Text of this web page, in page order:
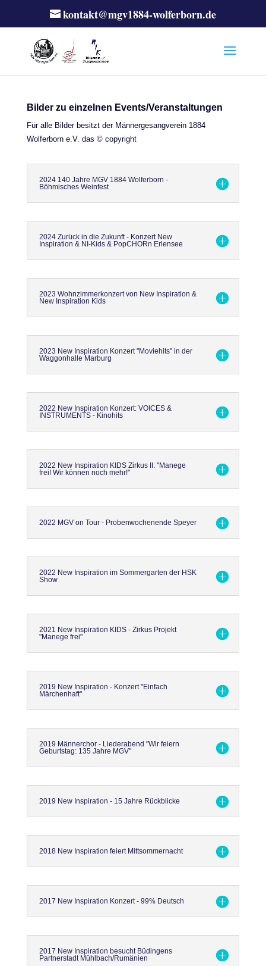
kontakt@mgv1884-wolferborn.de
Bilder zu einzelnen Events/Veranstaltungen
Für alle Bilder besitzt der Männergesangverein 1884
Wolferborn e.V. das © copyright
2024 140 Jahre MGV 1884 Wolferborn -
Böhmisches Weinfest
2024 Zurück in die Zukunft - Konzert New
Inspiration & NI-Kids & PopCHORn Erlensee
2023 Wohnzimmerkonzert von New Inspiration &
New Inspiration Kids
2023 New Inspiration Konzert "Moviehits" in der
Waggonhalle Marburg
2022 New Inspiration Konzert: VOICES &
INSTRUMENTS - Kinohits
2022 New Inspiration KIDS Zirkus II: "Manege
frei! Wir können noch mehr!"
2022 MGV on Tour - Probenwochenende Speyer
2022 New Inspiration im Sommergarten der HSK
Show
2021 New Inspiration KIDS - Zirkus Projekt
"Manege frei"
2019 New Inspiration - Konzert "Einfach
Märchenhaft"
2019 Männerchor - Liederabend "Wir feiern
Geburtstag: 135 Jahre MGV"
2019 New Inspiration - 15 Jahre Rückblicke
2018 New Inspiration feiert Mittsommernacht
2017 New Inspiration Konzert - 99% Deutsch
2017 New Inspiration besucht Büdingens
Partnerstadt Mühlbach/Rumänien